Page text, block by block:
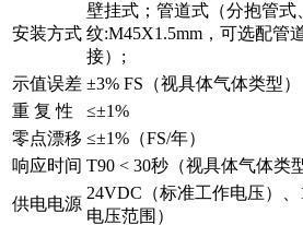
安装方式
壁挂式；管道式（分抱管式
纹:M45X1.5mm，可选配管
接）;
示值误差 ±3% FS（视具体气体类型）
重 复 性
≤±1%
零点漂移 ≤±1%（FS/年）
响应时间 T90 < 30秒（视具体气体类
供电电源
24VDC（标准工作电压）
电压范围）